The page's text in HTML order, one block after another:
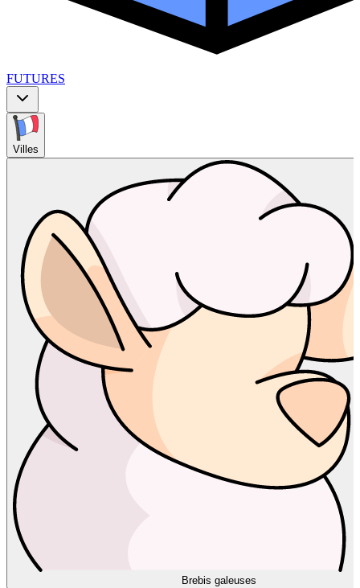
FUTURES
Villes
Brebis galeuses